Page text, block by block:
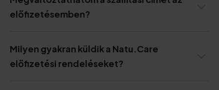
előfizetésemben?
Milyen gyakran küldik a Natu.Care
előfizetési rendeléseket?